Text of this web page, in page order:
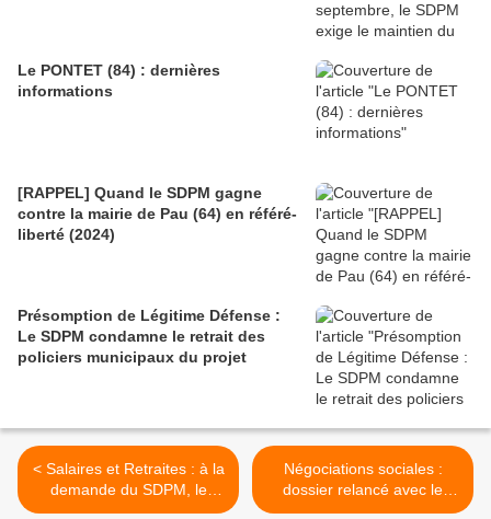
Le PONTET (84) : dernières
informations
[RAPPEL] Quand le SDPM gagne
contre la mairie de Pau (64) en référé-
liberté (2024)
Présomption de Légitime Défense :
Le SDPM condamne le retrait des
policiers municipaux du projet
< Salaires et Retraites : à la
demande du SDPM, le
Député Charles de la
Négociations sociales :
dossier relancé avec le
Ministère des comptes